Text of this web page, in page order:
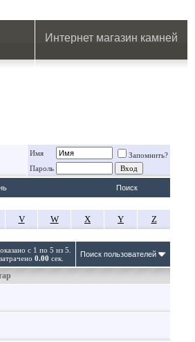
Интернет магазин камней
Имя
Запомнить?
Пароль
Поиск
V W X Y Z
с 1 по 5 из 5.
0.00 сек. Поиск пользователей